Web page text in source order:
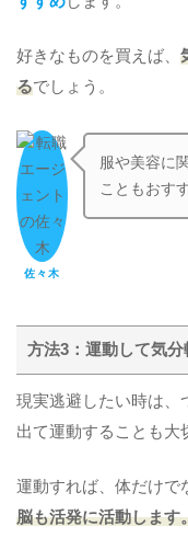
好きなものを買えば、
るでしょう。
佐々木
服や美容に
こともおす
方法3：運動して気分
現実逃避したい時は、
出て運動することも大
運動すれば、体だけで
脳も活発に活動します